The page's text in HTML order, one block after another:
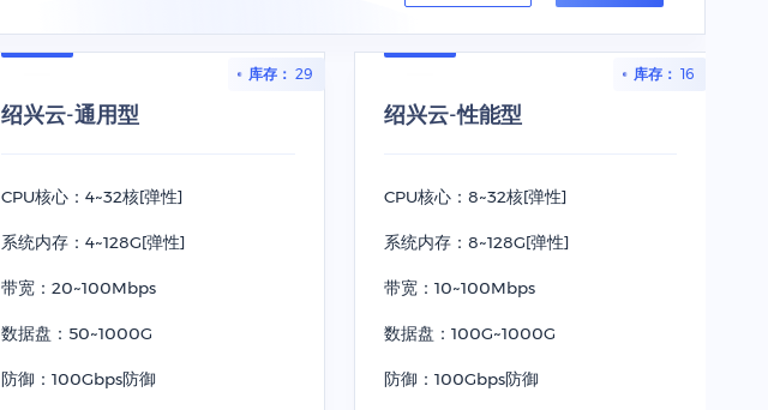
库存： 29
绍兴云-通用型
CPU核心：4~32核[弹性]
系统内存：4~128G[弹性]
带宽：20~100Mbps
数据盘：50~1000G
防御：100Gbps防御
库存： 16
绍兴云-性能型
CPU核心：8~32核[弹性]
系统内存：8~128G[弹性]
带宽：10~100Mbps
数据盘：100G~1000G
防御：100Gbps防御